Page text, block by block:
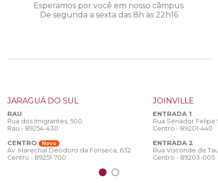
Esperamos por você em nosso câmpus.
De segunda a sexta das 8h às 22h16
JARAGUÁ DO SUL
RAU
Rua dos Imigrantes, 500
Rau - 89254-430
CENTRO
Novo
Av. Marechal Deodoro da Fonseca, 632
Centro - 89251-700
JOINVILLE
ENTRADA 1
Rua Senador
Centro - 89201-440
ENTRADA 2
Rua Visconde de
Centro - 89203-005